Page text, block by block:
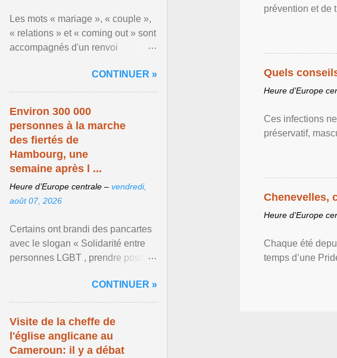
prévention et de
Quels
Heure d’Europe
Ces infections
préservatif,
Chenevelles,
Heure d’Europe
Chaque été
temps d’une
Les mots « mariage », « couple »,
« relations » et « coming out » sont
accompagnés d'un renvoi
mouvement LGBT ... Afficher
l'article ...
CONTINUER »
Environ 300 000
personnes à la marche
des fiertés de
Hambourg, une
semaine après l ...
Heure d’Europe centrale – vendredi,
août 07, 2026
Certains ont brandi des pancartes
avec le slogan « Solidarité entre
personnes LGBT , prendre position
organisateurs ... Afficher l'article ...
CONTINUER »
Visite de la cheffe de
l'église anglicane au
Cameroun: il y a débat